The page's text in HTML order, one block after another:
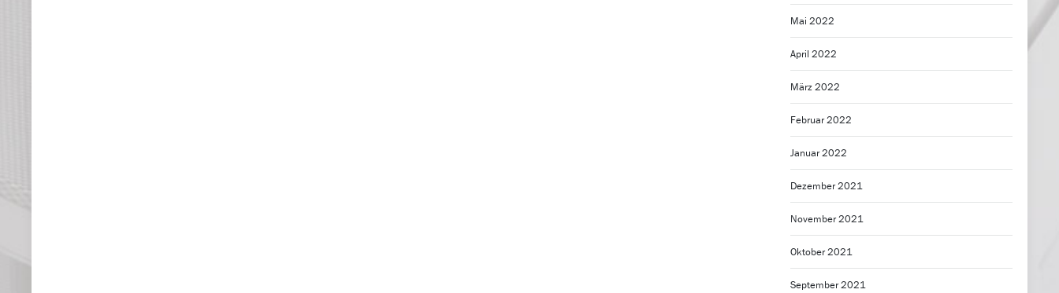
Mai 2022
April 2022
März 2022
Februar 2022
Januar 2022
Dezember 2021
November 2021
Oktober 2021
September 2021